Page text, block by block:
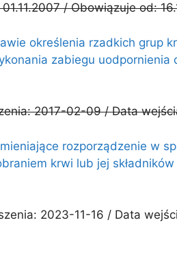
/ Obowiązuje od:
określenia rzadkich grup
zabiegu
2017-02-09 / Data
rozporządzenie w
krwi lub jej
2023-11-16 / Data